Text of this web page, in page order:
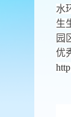
水
生
园
优